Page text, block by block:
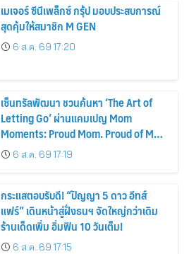
เมเจอร์ ซีนีเพล็กซ์ กรุ้ป มอบประสบการณ์
สุดคุ้มให้สมาชิก M GEN
6 ส.ค. 69 17:20
เซ็นทรัลพัฒนา ชวนค้นหา ‘The Art of
Letting Go’ ผ่านแคมเปญ Mom
Moments: Proud Mom. Proud of My
Mom.6 ส.ค. 69 17:19
กระแสตอบรับดี! “ปัญญา 5 ดาว อีทส์
แฟร์” เดินหน้าสู่ฝั่งธนฯ จัดใหญ่กว่าเดิม
ร้านเด็ดเพิ่ม อิ่มฟิน 10 วันเต็ม!
6 ส.ค. 69 17:15